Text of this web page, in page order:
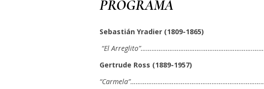
PROGRAMA
Sebastián Yradier (1809-1865)
“El Arreglito
Gertrude Ross (1889-1957)